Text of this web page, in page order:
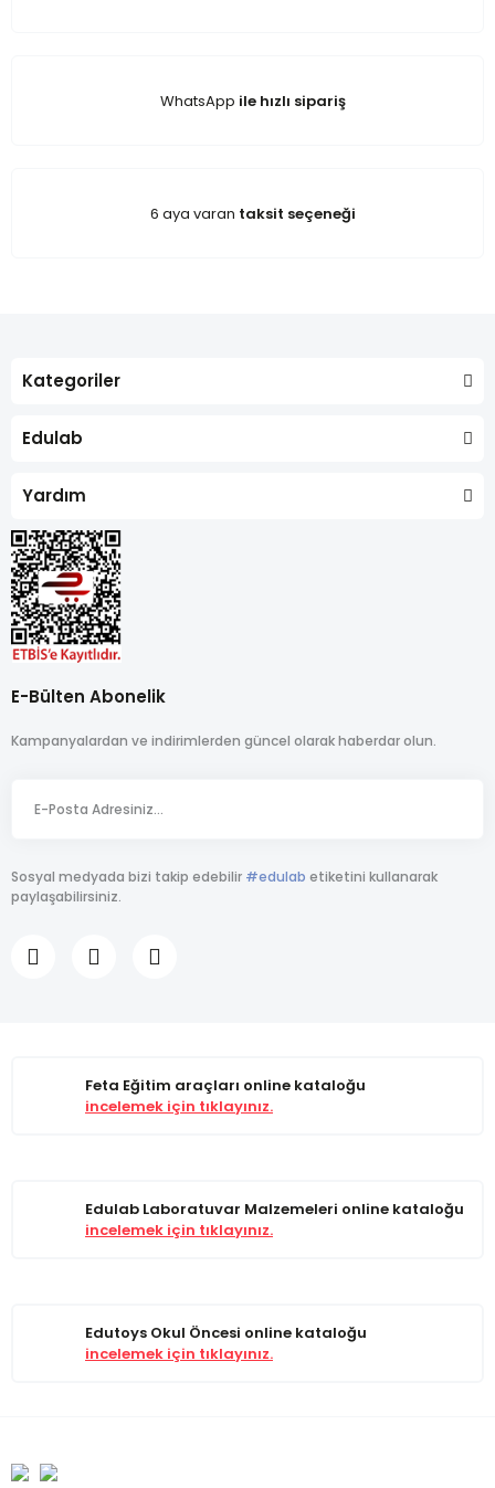
WhatsApp ile hızlı sipariş
6 aya varan taksit seçeneği
Kategoriler
Edulab
Yardım
E-Bülten Abonelik
Kampanyalardan ve indirimlerden güncel olarak haberdar olun.
Sosyal medyada bizi takip edebilir #edulab etiketini kullanarak
paylaşabilirsiniz.
Feta Eğitim araçları online kataloğu
incelemek için tıklayınız.
Edulab Laboratuvar Malzemeleri online kataloğu
incelemek için tıklayınız.
Edutoys Okul Öncesi online kataloğu
incelemek için tıklayınız.